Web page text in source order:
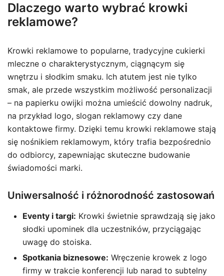
Dlaczego warto wybrać krowki
reklamowe?
Krowki reklamowe to popularne, tradycyjne cukierki
mleczne o charakterystycznym, ciągnącym się
wnętrzu i słodkim smaku. Ich atutem jest nie tylko
smak, ale przede wszystkim możliwość personalizacji
– na papierku owijki można umieścić dowolny nadruk,
na przykład logo, slogan reklamowy czy dane
kontaktowe firmy. Dzięki temu krowki reklamowe stają
się nośnikiem reklamowym, który trafia bezpośrednio
do odbiorcy, zapewniając skuteczne budowanie
świadomości marki.
Uniwersalność i różnorodność zastosowań
Eventy i targi: Krowki świetnie sprawdzają się jako
słodki upominek dla uczestników, przyciągając
uwagę do stoiska.
Spotkania biznesowe: Wręczenie krowek z logo
firmy w trakcie konferencji lub narad to subtelny